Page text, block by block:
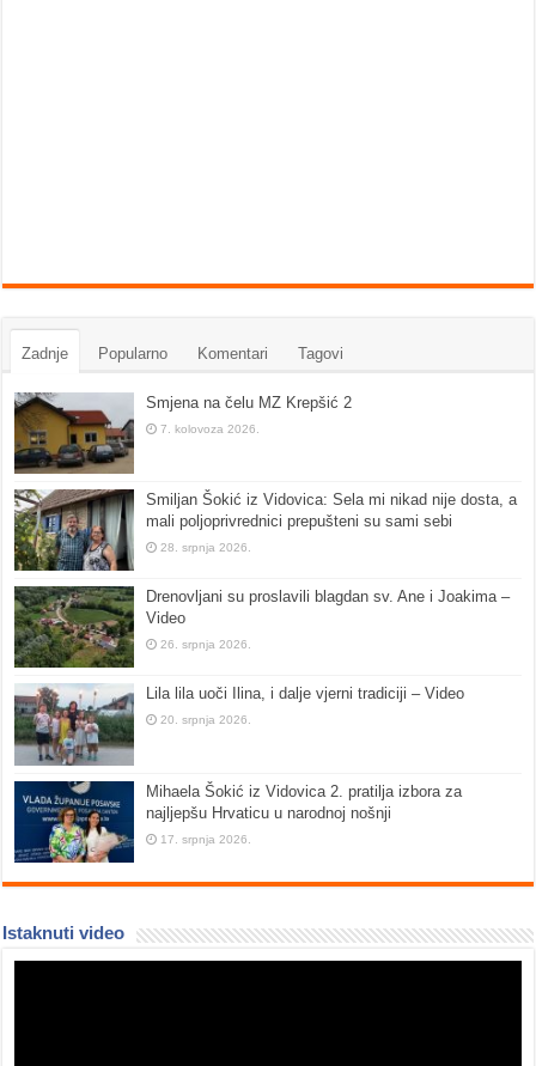
Zadnje Popularno Komentari Tagovi
Smjena na čelu MZ Krepšić 2
7. kolovoza 2026.
Smiljan Šokić iz Vidovica: Sela mi nikad nije dosta, a
mali poljoprivrednici prepušteni su sami sebi
28. srpnja 2026.
Drenovljani su proslavili blagdan sv. Ane i Joakima –
Video
26. srpnja 2026.
Lila lila uoči Ilina, i dalje vjerni tradiciji – Video
20. srpnja 2026.
Mihaela Šokić iz Vidovica 2. pratilja izbora za
najljepšu Hrvaticu u narodnoj nošnji
17. srpnja 2026.
Istaknuti video